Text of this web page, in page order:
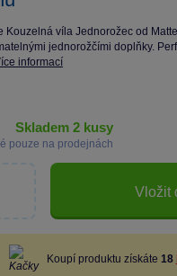
Kouzelná víla Jednorožec od
jednorožčími doplňky.
informací
skladem 2 kusy
pouze na prodejnách
Vložit
Koupí produktu získáte 18